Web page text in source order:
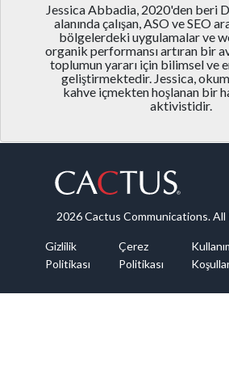
Jessica Abbadia, 2020'den beri
alanında çalışan, ASO ve SEO
bölgelerdeki uygulamalar ve
organik performansı artıran bir
toplumun yararı için bilimsel ve
geliştirmektedir. Jessica,
kahve içmekten hoşlanan bir
aktivistidir.
2026 Cactus Communications.
Gizlilik
Politikası
Çerez
Politikası